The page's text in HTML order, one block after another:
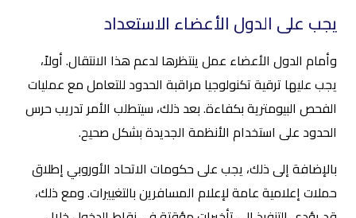
يجب على الدول الأعضاء الاستعداد
وأمام الدول الأعضاء عمل ينتظرها لدعم هذا الانتقال. أولاً،
يجب عليها ترقية تكنولوجيا مراقبة الحدود للتعامل مع عمليات
الفحص البيومترية بكفاءة. بعد ذلك، سيتطلب الأمر تدريب حرس
الحدود على استخدام الأنظمة الجديدة بشكل صحيح.
بالإضافة إلى ذلك، يجب على حكومات الاتحاد الأوروبي إطلاق
حملات إعلامية عامة لإعلام المسافرين بالتغييرات. ومع ذلك،